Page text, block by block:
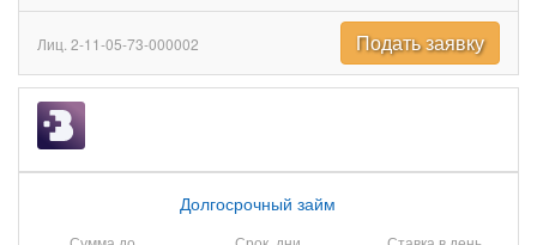
Лиц. 2-11-05-73-000002 Подать заявку
Долгосрочный займ